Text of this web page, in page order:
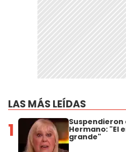
LAS MÁS LEÍDAS
1 Suspendieron
Hermano: "El
grande"